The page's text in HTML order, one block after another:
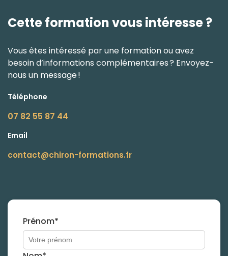
Cette formation vous intéresse ?
Vous êtes intéressé par une formation ou avez
besoin d’informations complémentaires ? Envoyez-
nous un message !
Téléphone
07 82 55 87 44
Email
contact@chiron-formations.fr
Prénom*